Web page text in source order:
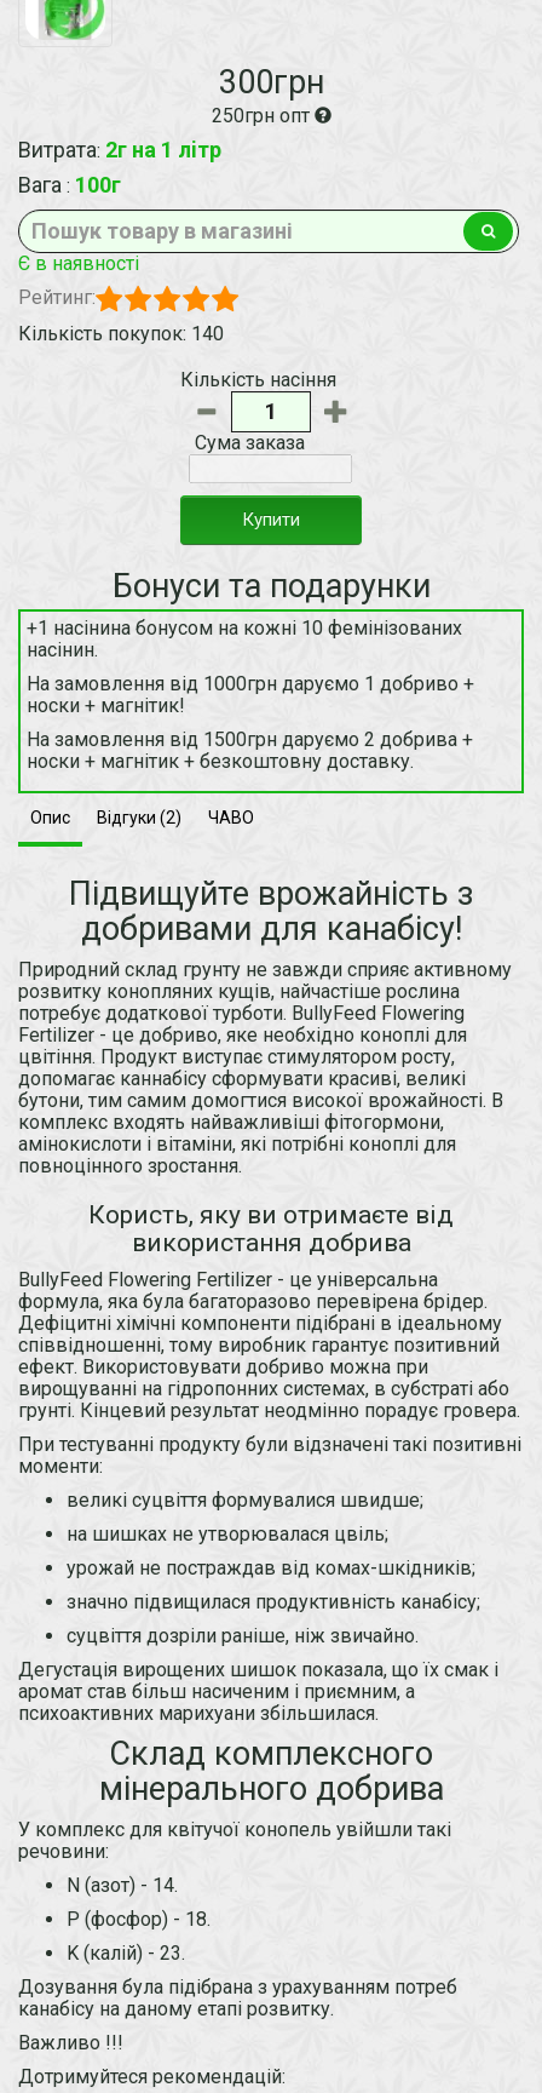
300грн
250грн опт
Витрата: 2г на 1 лiтр
Вага : 100г
Є в наявності
Рейтинг:
Кількість покупок: 140
Кількість насіння
Сума заказа
Купити
Бонуси та подарунки
+1 насінина бонусом на кожні 10 фемінізованих
насінин.
На замовлення від 1000грн даруємо 1 добриво +
носки + магнітик!
На замовлення від 1500грн даруємо 2 добрива +
носки + магнітик + безкоштовну доставку.
Опис Відгуки (2) ЧАВО
Підвищуйте врожайність з
добривами для канабісу!
Природний склад грунту не завжди сприяє активному
розвитку конопляних кущів, найчастіше рослина
потребує додаткової турботи. BullyFeed Flowering
Fertilizer - це добриво, яке необхідно коноплі для
цвітіння. Продукт виступає стимулятором росту,
допомагає каннабісу сформувати красиві, великі
бутони, тим самим домогтися високої врожайності. В
комплекс входять найважливіші фітогормони,
амінокислоти і вітаміни, які потрібні коноплі для
повноцінного зростання.
Користь, яку ви отримаєте від
використання добрива
BullyFeed Flowering Fertilizer - це універсальна
формула, яка була багаторазово перевірена брідер.
Дефіцитні хімічні компоненти підібрані в ідеальному
співвідношенні, тому виробник гарантує позитивний
ефект. Використовувати добриво можна при
вирощуванні на гідропонних системах, в субстраті або
грунті. Кінцевий результат неодмінно порадує гровера.
При тестуванні продукту були відзначені такі позитивні
моменти:
великі суцвіття формувалися швидше;
на шишках не утворювалася цвіль;
урожай не постраждав від комах-шкідників;
значно підвищилася продуктивність канабісу;
суцвіття дозріли раніше, ніж звичайно.
Дегустація вирощених шишок показала, що їх смак і
аромат став більш насиченим і приємним, а
психоактивних марихуани збільшилася.
Склад комплексного
мінерального добрива
У комплекс для квітучої конопель увійшли такі
речовини:
N (азот) - 14.
P (фосфор) - 18.
K (калій) - 23.
Дозування була підібрана з урахуванням потреб
канабісу на даному етапі розвитку.
Важливо !!!
Дотримуйтеся рекомендацій: